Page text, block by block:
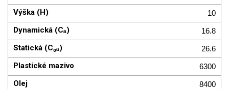
10
16.8
26.6
6300
8400